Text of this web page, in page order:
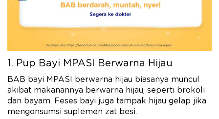
1. Pup Bayi MPASI Berwarna Hijau
BAB bayi MPASI berwarna hijau biasanya muncul
akibat makanannya berwarna hijau, seperti brokoli
dan bayam. Feses bayi juga tampak hijau gelap jika
mengonsumsi suplemen zat besi.